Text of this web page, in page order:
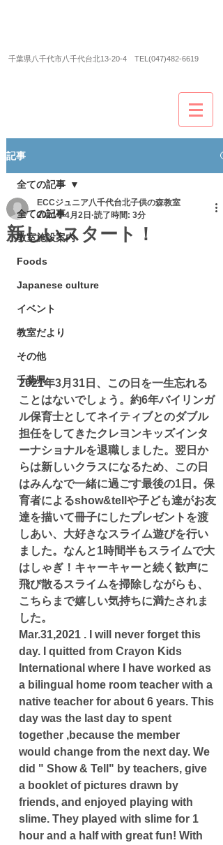
​千葉県八千代市八千代台北13-20-4 TEL(047)482-6619
記事
全ての記事
教室施設案内
Foods
Japanese culture
イベント
教室だより
その他
千葉県
全ての記事
新しいスタート！
ECCジュニア八千代台北子供の森教室
2021年4月2日 読了時間: 3分
2021年3月31日、この日を一生忘れる
ことはないでしょう。約6年バイリンガ
ル保育士としてネイティブとのダブル
担任をしてきたクレヨンキッズインタ
ーナショナルを退職しました。翌日か
らは新しいクラスになるため、この日
はみんなで一緒に過ごす最後の1日。保
育者によるshow&tellや子ども達がお友
達を描いて冊子にしたプレゼントを渡
しあい、大好きなスライム遊びを行い
ました。なんと1時間半もスライムで大
はしゃぎ！キャーキャーと続く歓声に
飛び散るスライムを掃除しながらも、
こちらまで嬉しい気持ちに満たされま
した。
Mar.31,2021 . I will never forget this
day. I quitted from Crayon Kids
International where I have worked as
a bilingual home room teacher with a
native teacher for about 6 years. This
day was the last day to spent
together ,because the member
would change from the next day. We
did " Show & Tell" by teachers, give
a booklet of pictures drawn by
friends, and enjoyed playing with
slime. They played with slime for 1
hour and a half with great fun! With